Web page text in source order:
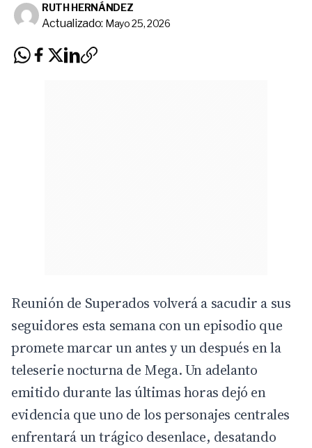
RUTH HERNÁNDEZ
Actualizado: Mayo 25, 2026
Reunión de Superados volverá a sacudir a sus
seguidores esta semana con un episodio que
promete marcar un antes y un después en la
teleserie nocturna de Mega. Un adelanto
emitido durante las últimas horas dejó en
evidencia que uno de los personajes centrales
enfrentará un trágico desenlace, desatando